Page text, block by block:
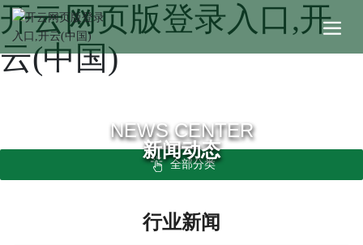
开云网页版登录入口,开
云(中国)
NEWS CENTER
新闻动态
全部分类
行业新闻